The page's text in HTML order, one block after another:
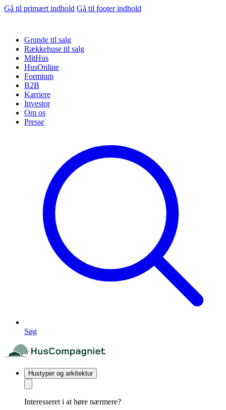
Gå til primært indhold Gå til footer indhold
Grunde til salg
Rækkehuse til salg
MitHus
HusOnline
Formium
B2B
Karriere
Investor
Om os
Presse
Søg
Hustyper og arkitektur
Interesseret i at høre nærmere?